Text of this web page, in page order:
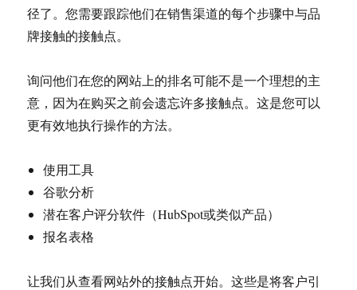
径了。您需要跟踪他们在销售渠道的每个步骤中与品
牌接触的接触点。
询问他们在您的网站上的排名可能不是一个理想的主
意，因为在购买之前会遗忘许多接触点。这是您可以
更有效地执行操作的方法。
使用工具
谷歌分析
潜在客户评分软件（HubSpot或类似产品）
报名表格
让我们从查看网站外的接触点开始。这些是将客户引